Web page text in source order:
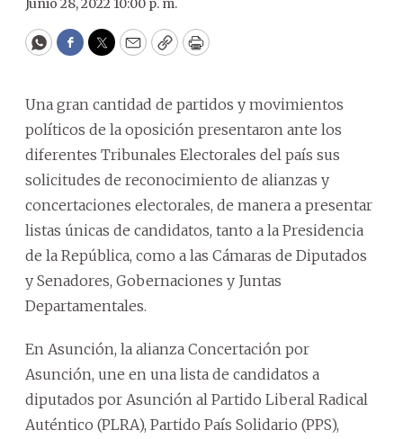
Junio 28, 2022 10:00 p. m.
WhatsApp
Facebook
Twitter
EmailCopyPrint
Una gran cantidad de partidos y movimientos
políticos de la oposición presentaron ante los
diferentes Tribunales Electorales del país sus
solicitudes de reconocimiento de alianzas y
concertaciones electorales, de manera a presentar
listas únicas de candidatos, tanto a la Presidencia
de la República, como a las Cámaras de Diputados
y Senadores, Gobernaciones y Juntas
Departamentales.
En Asunción, la alianza Concertación por
Asunción, une en una lista de candidatos a
diputados por Asunción al Partido Liberal Radical
Auténtico (PLRA), Partido País Solidario (PPS),